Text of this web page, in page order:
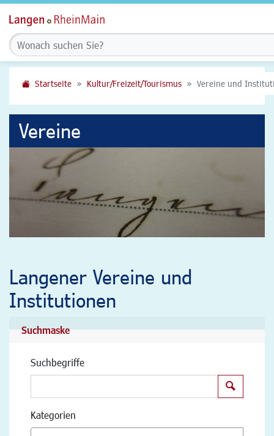
Startseite Kultur/Freizeit/Tourismus Vereine und
Vereine
Langener Vereine und
Institutionen
Suchmaske
Suchbegriffe
Kategorien